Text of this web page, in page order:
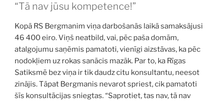
“Tā nav jūsu kompetence!”
Kopā RS Bergmanim viņa darbošanās laikā samaksājusi
46 400 eiro. Viņš neatbild, vai, pēc paša domām,
atalgojumu saņēmis pamatoti, vienīgi aizstāvas, ka pēc
nodokļiem uz rokas sanācis mazāk. Par to, ka Rīgas
Satiksmē bez viņa ir tik daudz citu konsultantu, neesot
zinājis. Tāpat Bergmanis nevarot spriest, cik pamatoti
šīs konsultācijas sniegtas. “Saprotiet, tas nav, tā nav